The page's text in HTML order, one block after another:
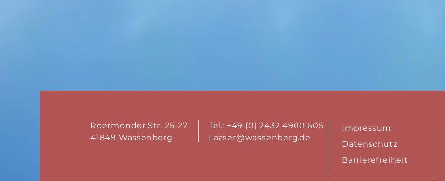
Roermonder Str. 25-27
41849 Wassenberg
Tel.: +49 (0) 2432 4900 605
Laaser@wassenberg.de
Impressum
Datenschutz
Barrierefreiheit